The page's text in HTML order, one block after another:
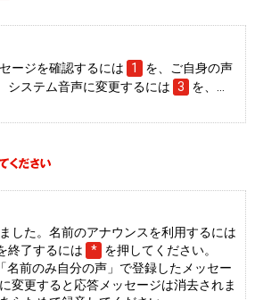
ージを確認するには 1
を、ご自身の声
システム音声に変更するには 3
を、…
した。名前のアナウンスを利用するには
終了するには * を押してください。
名前のみ自分の声」で登録したメッセー
変更すると応答メッセージは消去されま